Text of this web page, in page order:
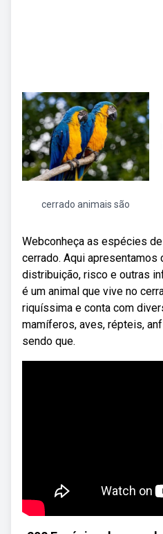
cerrado animais são
Webconheça as espécies
cerrado. Aqui
distribuição, risco e outras
é um animal que vive no
riquíssima e conta com
mamíferos, aves, répteis,
sendo que.